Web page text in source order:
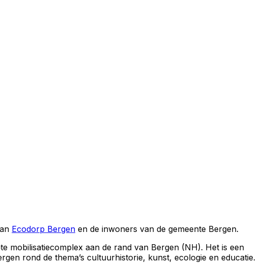
Ecodorp Bergen en de inwoners van de gemeente Bergen.
mobilisatiecomplex aan de rand van Bergen (NH). Het is een
rond de thema’s cultuurhistorie, kunst, ecologie en educatie.